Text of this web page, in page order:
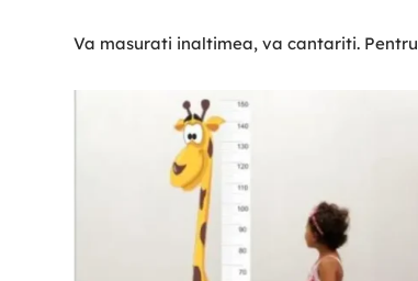
Va masurati inaltimea, va cantariti.